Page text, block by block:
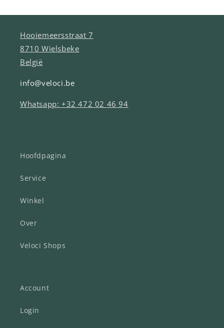
Hooiemeersstraat 7
8710 Wielsbeke
België
info@veloci.be
Whatsapp: +32 472 02 46 94
Hoofdpagina
Service
Winkel
Over
Veloci Shops
Account
Login